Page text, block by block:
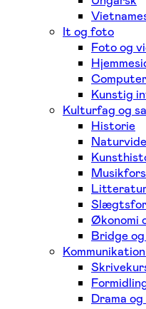
It og foto
Foto og
Kunstig
Kulturfag og
Historie
Økonomi
Bridge
Drama